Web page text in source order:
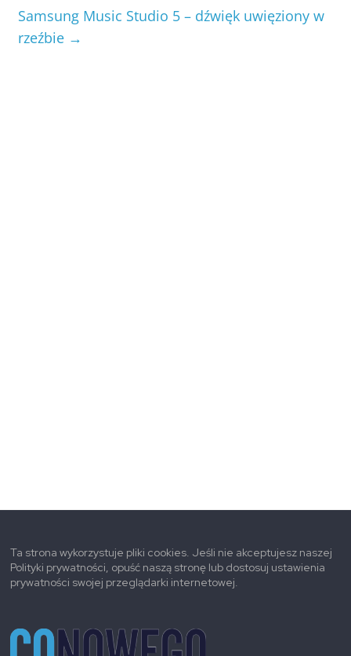
Samsung Music Studio 5 – dźwięk uwięziony w
rzeźbie →
Ta strona wykorzystuje pliki cookies. Jeśli nie akceptujesz naszej
Polityki prywatności, opuść naszą stronę lub dostosuj ustawienia
prywatności swojej przeglądarki internetowej.